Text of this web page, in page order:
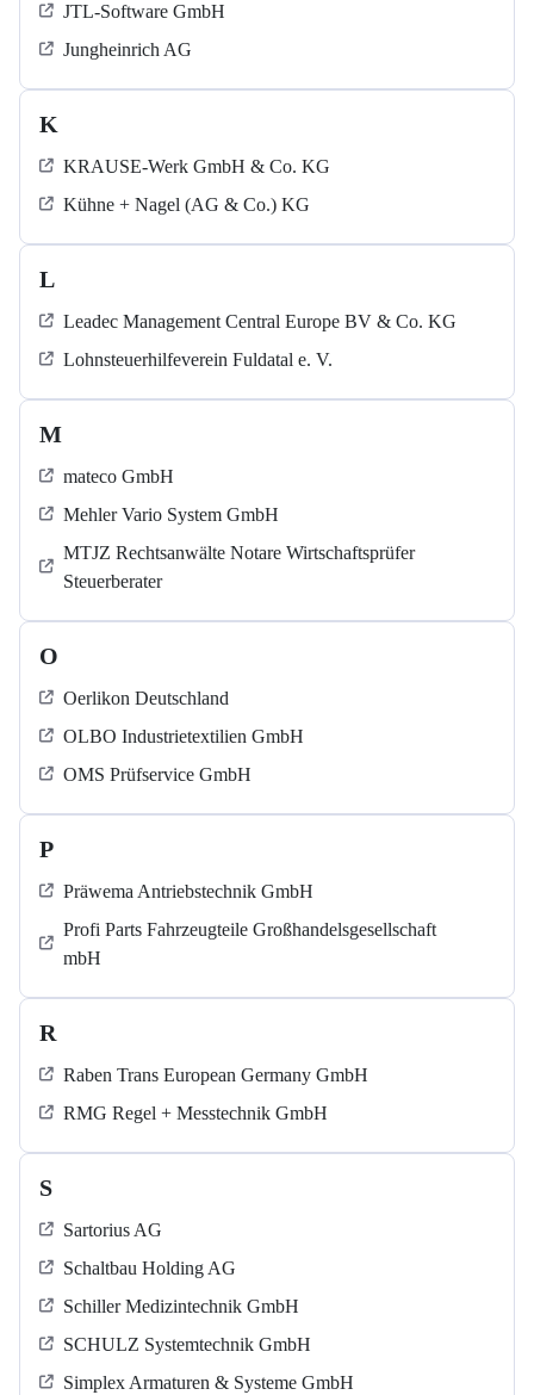
JTL-Software GmbH
Jungheinrich AG
K
KRAUSE-Werk GmbH & Co. KG
Kühne + Nagel (AG & Co.) KG
L
Leadec Management Central Europe BV & Co. KG
Lohnsteuerhilfeverein Fuldatal e. V.
M
mateco GmbH
Mehler Vario System GmbH
MTJZ Rechtsanwälte Notare Wirtschaftsprüfer
Steuerberater
O
Oerlikon Deutschland
OLBO Industrietextilien GmbH
OMS Prüfservice GmbH
P
Präwema Antriebstechnik GmbH
Profi Parts Fahrzeugteile Großhandelsgesellschaft
mbH
R
Raben Trans European Germany GmbH
RMG Regel + Messtechnik GmbH
S
Sartorius AG
Schaltbau Holding AG
Schiller Medizintechnik GmbH
SCHULZ Systemtechnik GmbH
Simplex Armaturen & Systeme GmbH